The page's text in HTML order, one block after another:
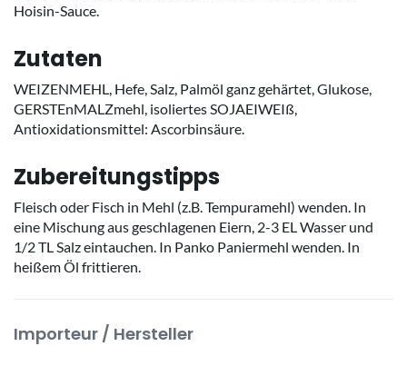
Hoisin-Sauce.
Zutaten
WEIZENMEHL, Hefe, Salz, Palmöl ganz gehärtet, Glukose,
GERSTEnMALZmehl, isoliertes SOJAEIWEIß,
Antioxidationsmittel: Ascorbinsäure.
Zubereitungstipps
Fleisch oder Fisch in Mehl (z.B. Tempuramehl) wenden. In
eine Mischung aus geschlagenen Eiern, 2-3 EL Wasser und
1/2 TL Salz eintauchen. In Panko Paniermehl wenden. In
heißem Öl frittieren.
Importeur / Hersteller